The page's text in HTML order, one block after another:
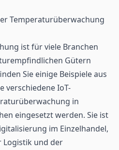
Temperaturüberwachung
ist für viele Branchen
Gütern
Sie einige Beispiele aus
verschiedene IoT-
in
eingesetzt werden. Sie ist
im Einzelhandel,
Logistik und der